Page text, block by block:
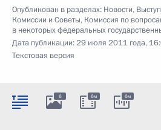
Опубликован в разделах: Новости,
Комиссии и Советы, Комиссия по
в некоторых федеральных
Дата публикации:29 июля 2011 года,
Текстовая версия
6 6м 6м